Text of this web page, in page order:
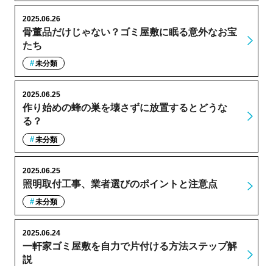
骨董品だけじゃない？ゴミ屋敷に眠る意外なお宝
たち
2025.06.26
未分類
作り始めの蜂の巣を壊さずに放置するとどうな
る？
2025.06.25
未分類
照明取付工事、業者選びのポイントと注意点
2025.06.25
未分類
一軒家ゴミ屋敷を自力で片付ける方法ステップ解
説
2025.06.24